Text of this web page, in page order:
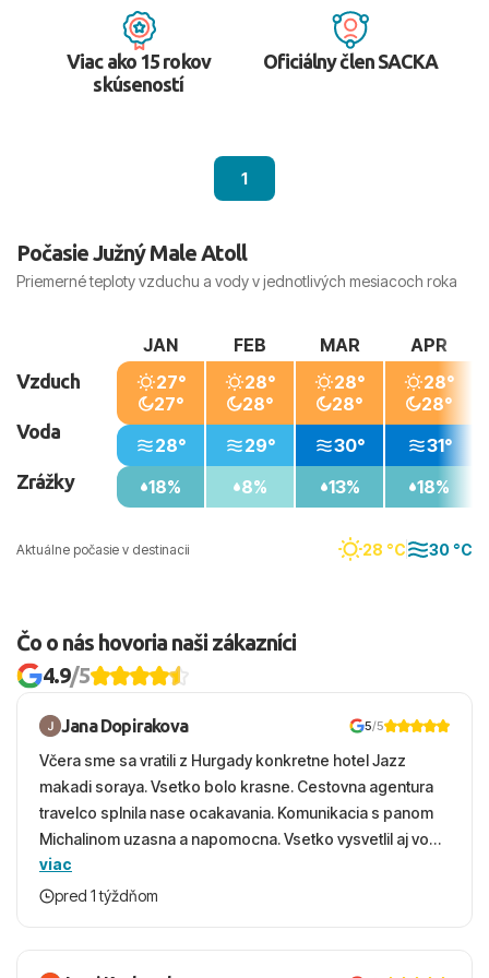
Viac ako 15 rokov
skúseností
Oficiálny člen SACKA
1
Počasie Južný Male Atoll
Priemerné teploty vzduchu a vody v jednotlivých mesiacoch roka
Aktuálne počasie v destinacii 28 °C 30 °C
Vzduch
Voda
Zrážky
JAN
27°
27°
28°
18%
FEB
28°
28°
29°
8%
MAR
28°
28°
30°
13%
APR
28°
28°
31°
18%
Čo o nás hovoria naši zákazníci
4.9/5
Jana Dopirakova 5/5
Včera sme sa vratili z Hurgady konkretne hotel Jazz
makadi soraya. Vsetko bolo krasne. Cestovna agentura
travelco splnila nase ocakavania. Komunikacia s panom
Michalinom uzasna a napomocna. Vsetko vysvetlil aj vo
vecernych hodinach zaco sa ospravedlnujem. Hotel
krasny, cisty. Sluzby top. Strava, prostredie, more,
viac
pred 1 týždňom